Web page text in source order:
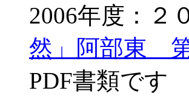
2006年度：２
然」阿部東
PDF書類です